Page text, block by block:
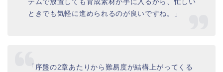
テムで放置しても育成素材が手に入るから、忙しい
ときでも気軽に進められるのが良いですね。」
「序盤の2章あたりから難易度が結構上がってくる